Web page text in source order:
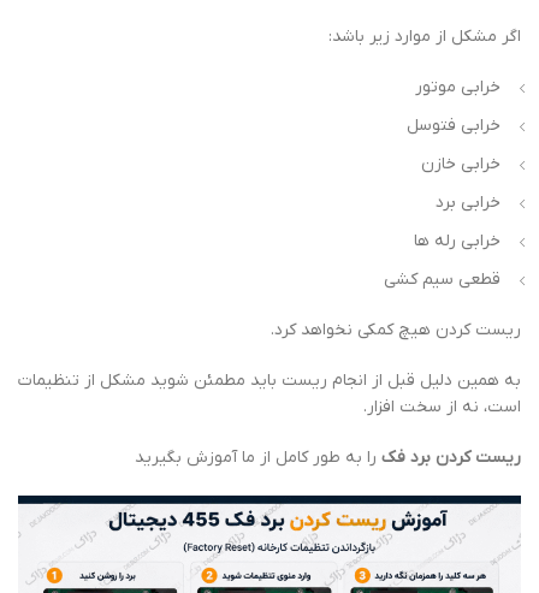
اگر مشکل از موارد زیر باشد:
خرابی موتور
خرابی فتوسل
خرابی خازن
خرابی برد
خرابی رله ها
قطعی سیم کشی
ریست کردن هیچ کمکی نخواهد کرد.
به همین دلیل قبل از انجام ریست باید مطمئن شوید مشکل از تنظیمات
است، نه از سخت افزار.
ریست کردن برد فک را به طور کامل از ما آموزش بگیرید